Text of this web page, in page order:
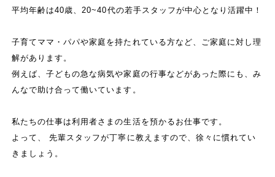
平均年齢は40歳、20~40代の若手スタッフが中心となり活躍中！
子育てママ・パパや家庭を持たれている方など、ご家庭に対し理
解があります。
例えば、子どもの急な病気や家庭の行事などがあった際にも、み
んなで助け合って働いています。
私たちの仕事は利用者さまの生活を預かるお仕事です。
よって、 先輩スタッフが丁寧に教えますので、徐々に慣れてい
きましょう。